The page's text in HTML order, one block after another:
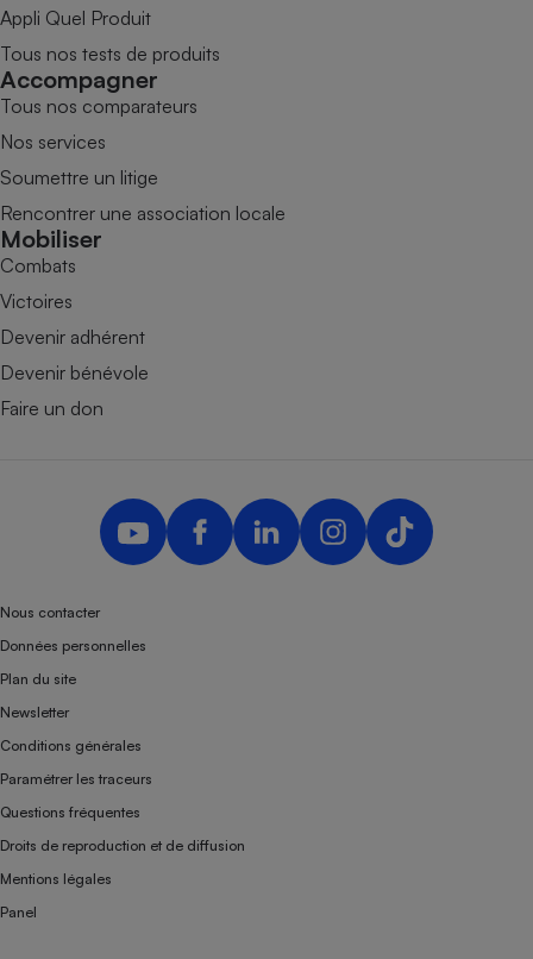
Appli Quel Produit
Tous nos tests de produits
Accompagner
Tous nos comparateurs
Nos services
Soumettre un litige
Rencontrer une association locale
Mobiliser
Combats
Victoires
Devenir adhérent
Devenir bénévole
Faire un don
Nous contacter
Données personnelles
Plan du site
Newsletter
Conditions générales
Paramétrer les traceurs
Questions fréquentes
Droits de reproduction et de diffusion
Mentions légales
Panel